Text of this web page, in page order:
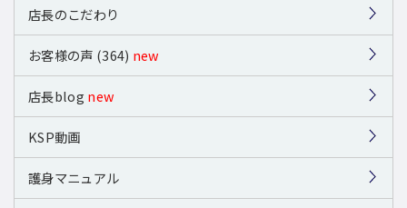
店長のこだわり
お客様の声 (364) new
店長blog new
KSP動画
護身マニュアル